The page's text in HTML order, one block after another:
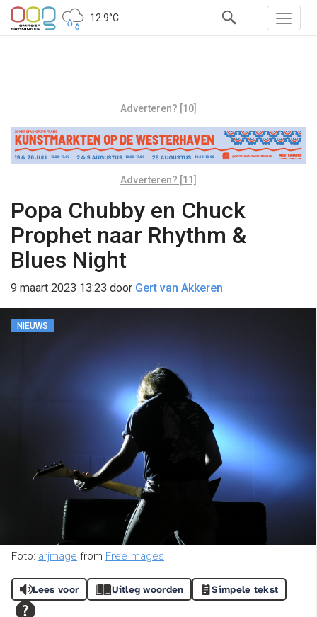
12.9°C
Adverteren? [10]
Adverteren? [11]
Popa Chubby en Chuck
Prophet naar Rhythm &
Blues Night
9 maart 2023 13:23 door Gert van Akkeren
NIEUWS
Foto: arjmage from FreeImages
Lees voor Uitleg woorden Simpele tekst